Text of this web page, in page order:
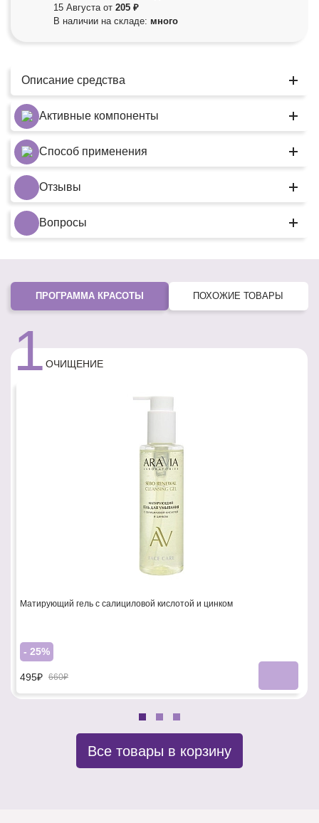
15 Августа от 205 ₽
В наличии на складе: много
Описание средства
Активные компоненты
Способ применения
Отзывы
Вопросы
ПРОГРАММА КРАСОТЫ ПОХОЖИЕ ТОВАРЫ
1ОЧИЩЕНИЕ
Матирующий гель с салициловой кислотой и цинком
- 25%
495₽ 660₽
Все товары в корзину